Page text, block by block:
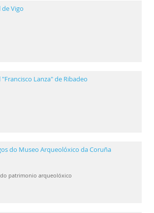
Vigo
Lanza" de Ribadeo
do Museo Arqueolóxico da Coruña
patrimonio arqueolóxico